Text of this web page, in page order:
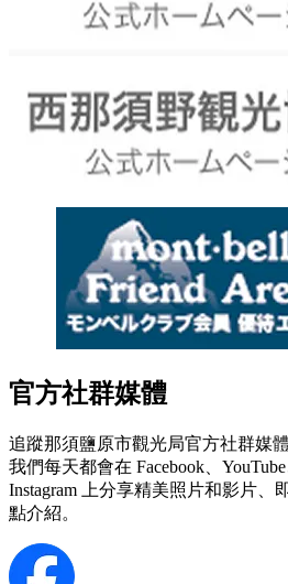
官方社群媒體
追蹤那須鹽原市觀光局官方社群媒
我們每天都會在 Facebook、
Instagram 上分享精美照片和影片、
點介紹。